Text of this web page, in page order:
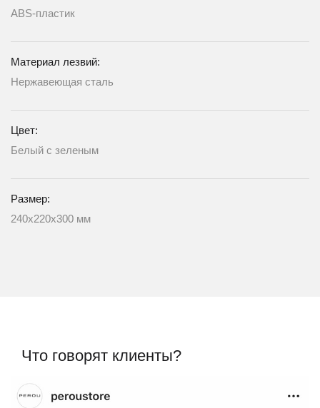
ABS-пластик
Материал лезвий:
Нержавеющая сталь
Цвет:
Белый c зеленым
Размер:
240х220х300 мм
Что говорят клиенты?